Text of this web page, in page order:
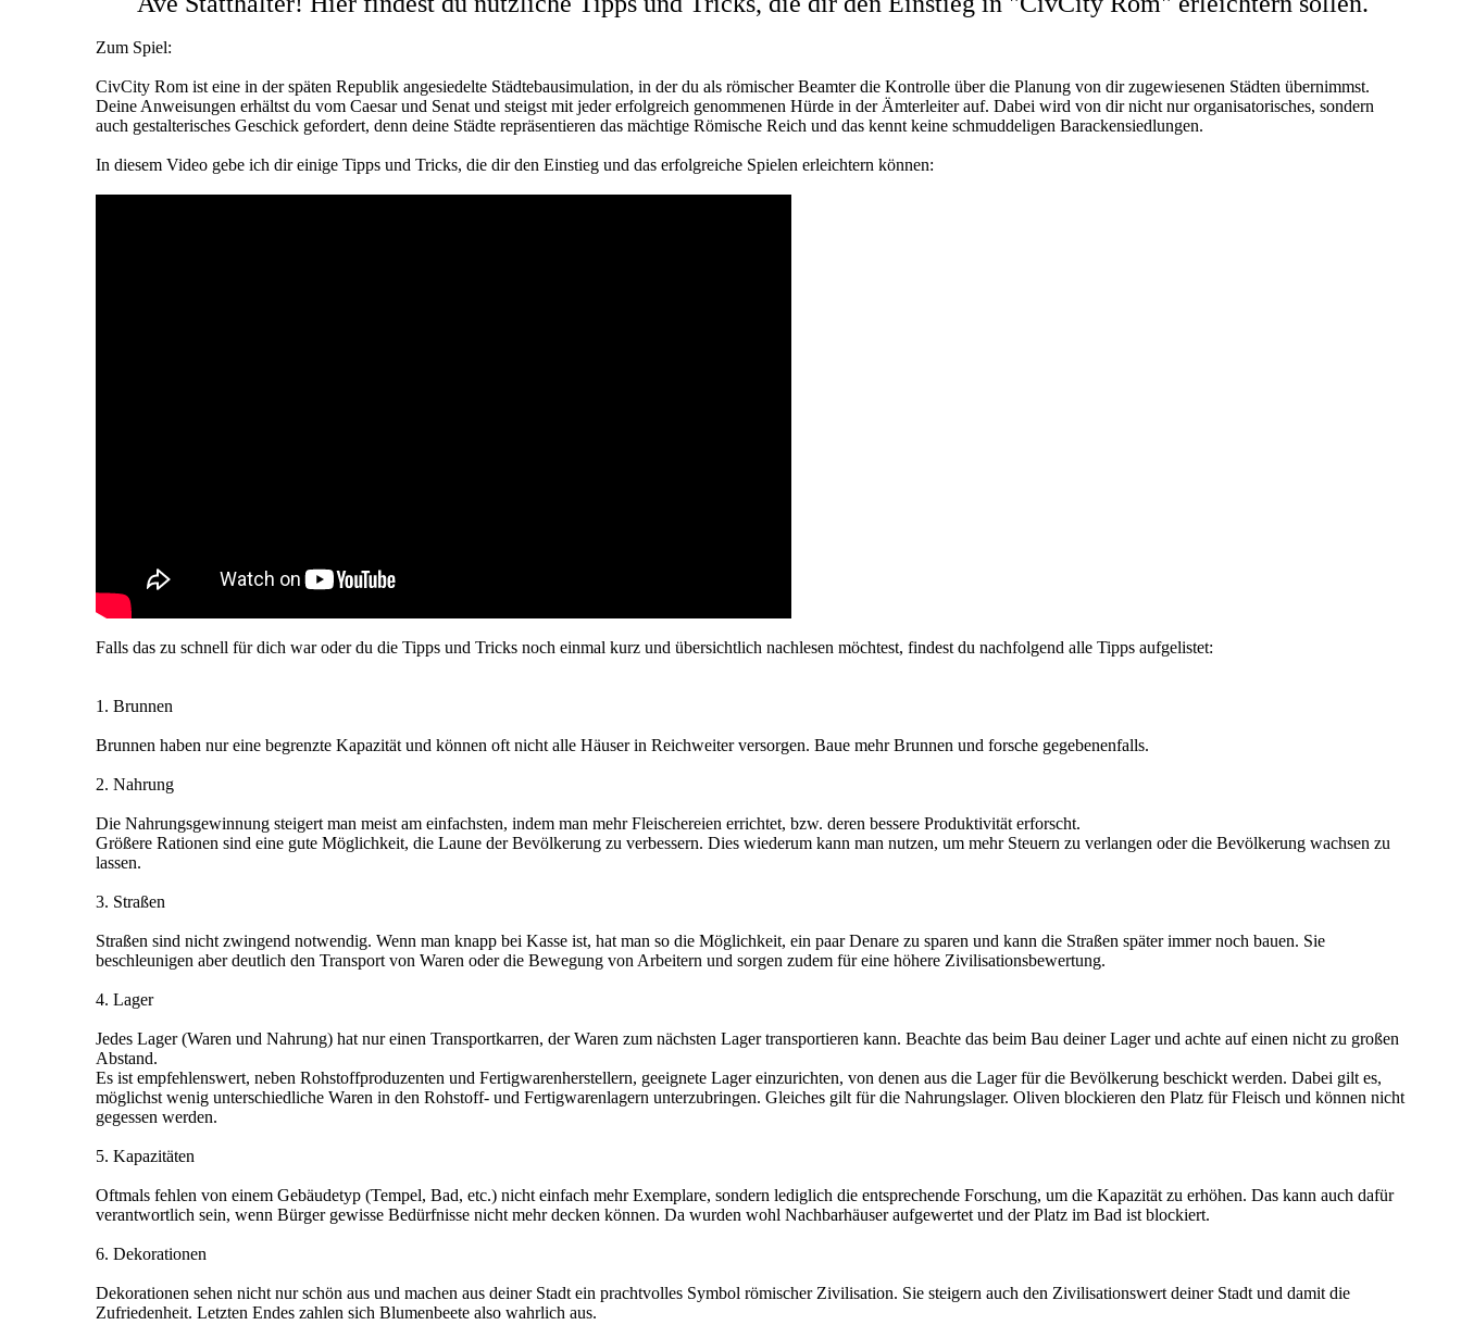
Zum Spiel:
CivCity Rom ist eine in der späten Republik angesiedelte Städtebausimulation, in der du als römischer Beamter die Kontrolle über die Planung von dir zugewiesenen Städten übernimmst.
Deine Anweisungen erhältst du vom Caesar und Senat und steigst mit jeder erfolgreich genommenen Hürde in der Ämterleiter auf. Dabei wird von dir nicht nur organisatorisches, sondern
auch gestalterisches Geschick gefordert, denn deine Städte repräsentieren das mächtige Römische Reich und das kennt keine schmuddeligen Barackensiedlungen.
In diesem Video gebe ich dir einige Tipps und Tricks, die dir den Einstieg und das erfolgreiche Spielen erleichtern können:
Falls das zu schnell für dich war oder du die Tipps und Tricks noch einmal kurz und übersichtlich nachlesen möchtest, findest du nachfolgend alle Tipps aufgelistet:
1. Brunnen
Brunnen haben nur eine begrenzte Kapazität und können oft nicht alle Häuser in Reichweiter versorgen. Baue mehr Brunnen und forsche gegebenenfalls.
2. Nahrung
Die Nahrungsgewinnung steigert man meist am einfachsten, indem man mehr Fleischereien errichtet, bzw. deren bessere Produktivität erforscht.
Größere Rationen sind eine gute Möglichkeit, die Laune der Bevölkerung zu verbessern. Dies wiederum kann man nutzen, um mehr Steuern zu verlangen oder die Bevölkerung wachsen zu
lassen.
3. Straßen
Straßen sind nicht zwingend notwendig. Wenn man knapp bei Kasse ist, hat man so die Möglichkeit, ein paar Denare zu sparen und kann die Straßen später immer noch bauen. Sie
beschleunigen aber deutlich den Transport von Waren oder die Bewegung von Arbeitern und sorgen zudem für eine höhere Zivilisationsbewertung.
4. Lager
Jedes Lager (Waren und Nahrung) hat nur einen Transportkarren, der Waren zum nächsten Lager transportieren kann. Beachte das beim Bau deiner Lager und achte auf einen nicht zu großen
Abstand.
Es ist empfehlenswert, neben Rohstoffproduzenten und Fertigwarenherstellern, geeignete Lager einzurichten, von denen aus die Lager für die Bevölkerung beschickt werden. Dabei gilt es,
möglichst wenig unterschiedliche Waren in den Rohstoff- und Fertigwarenlagern unterzubringen. Gleiches gilt für die Nahrungslager. Oliven blockieren den Platz für Fleisch und können nicht
gegessen werden.
5. Kapazitäten
Oftmals fehlen von einem Gebäudetyp (Tempel, Bad, etc.) nicht einfach mehr Exemplare, sondern lediglich die entsprechende Forschung, um die Kapazität zu erhöhen. Das kann auch dafür
verantwortlich sein, wenn Bürger gewisse Bedürfnisse nicht mehr decken können. Da wurden wohl Nachbarhäuser aufgewertet und der Platz im Bad ist blockiert.
6. Dekorationen
Dekorationen sehen nicht nur schön aus und machen aus deiner Stadt ein prachtvolles Symbol römischer Zivilisation. Sie steigern auch den Zivilisationswert deiner Stadt und damit die
Zufriedenheit. Letzten Endes zahlen sich Blumenbeete also wahrlich aus.